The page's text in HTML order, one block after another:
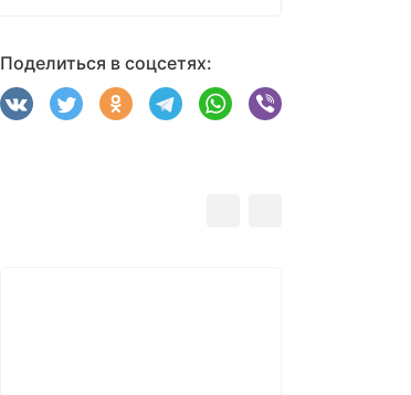
Поделиться в соцсетях: